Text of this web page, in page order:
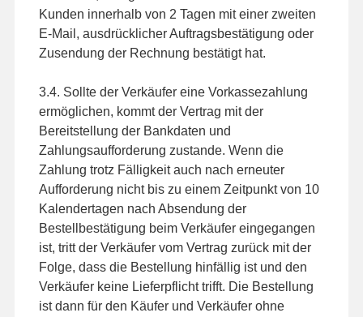
Kunden innerhalb von 2 Tagen mit einer zweiten
E-Mail, ausdrücklicher Auftragsbestätigung oder
Zusendung der Rechnung bestätigt hat.
3.4. Sollte der Verkäufer eine Vorkassezahlung
ermöglichen, kommt der Vertrag mit der
Bereitstellung der Bankdaten und
Zahlungsaufforderung zustande. Wenn die
Zahlung trotz Fälligkeit auch nach erneuter
Aufforderung nicht bis zu einem Zeitpunkt von 10
Kalendertagen nach Absendung der
Bestellbestätigung beim Verkäufer eingegangen
ist, tritt der Verkäufer vom Vertrag zurück mit der
Folge, dass die Bestellung hinfällig ist und den
Verkäufer keine Lieferpflicht trifft. Die Bestellung
ist dann für den Käufer und Verkäufer ohne